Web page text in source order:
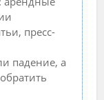
пресс-
падение, а